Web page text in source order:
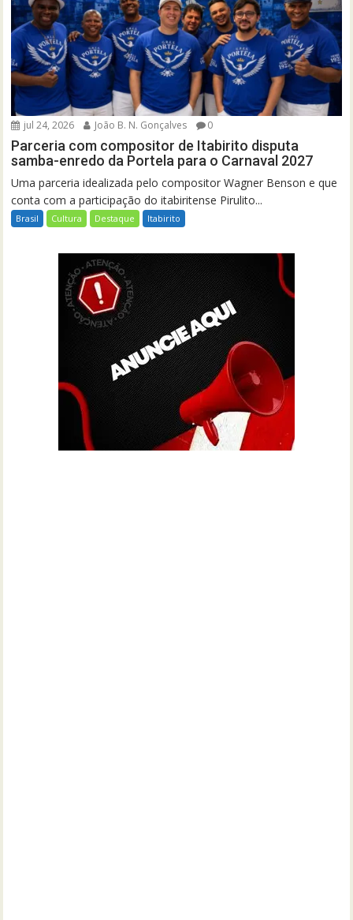
jul 24, 2026 João B. N. Gonçalves 0
Parceria com compositor de Itabirito disputa
samba-enredo da Portela para o Carnaval 2027
Uma parceria idealizada pelo compositor Wagner Benson e que
conta com a participação do itabiritense Pirulito...
Brasil Cultura Destaque Itabirito